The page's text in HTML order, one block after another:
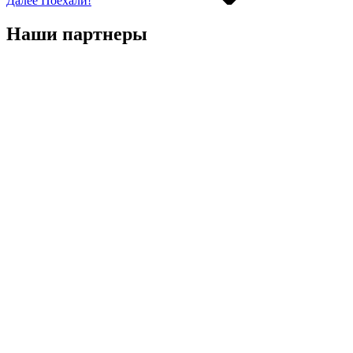
Наши партнеры